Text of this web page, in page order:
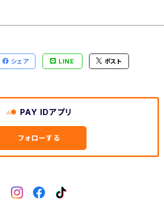
シェア LINE ポスト
PAY IDアプリ
フォローする